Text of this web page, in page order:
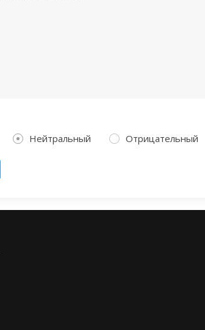
Нейтральный Отрицательный